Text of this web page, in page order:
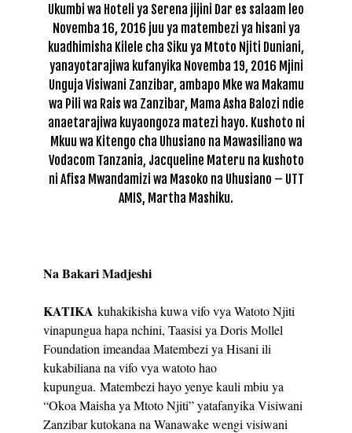
Ukumbi wa Hoteli ya Serena jijini Dar es salaam leo
Novemba 16, 2016 juu ya matembezi ya hisani ya
kuadhimisha Kilele cha Siku ya Mtoto Njiti Duniani,
yanayotarajiwa kufanyika Novemba 19, 2016 Mjini
Unguja Visiwani Zanzibar, ambapo Mke wa Makamu
wa Pili wa Rais wa Zanzibar, Mama Asha Balozi ndie
anaetarajiwa kuyaongoza matezi hayo. Kushoto ni
Mkuu wa Kitengo cha Uhusiano na Mawasiliano wa
Vodacom Tanzania, Jacqueline Materu na kushoto
ni Afisa Mwandamizi wa Masoko na Uhusiano – UTT
AMIS, Martha Mashiku.
Na Bakari Madjeshi
KATIKA kuhakikisha kuwa vifo vya Watoto Njiti
vinapungua hapa nchini, Taasisi ya Doris Mollel
Foundation imeandaa Matembezi ya Hisani ili
kukabiliana na vifo vya watoto hao
kupungua. Matembezi hayo yenye kauli mbiu ya
“Okoa Maisha ya Mtoto Njiti” yatafanyika Visiwani
Zanzibar kutokana na Wanawake wengi visiwani